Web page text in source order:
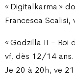
« Digitalkarma »
Francesca
« Godzilla II - Roi
vf, dès 12/14 ans.
Je 20 à 20h, ve